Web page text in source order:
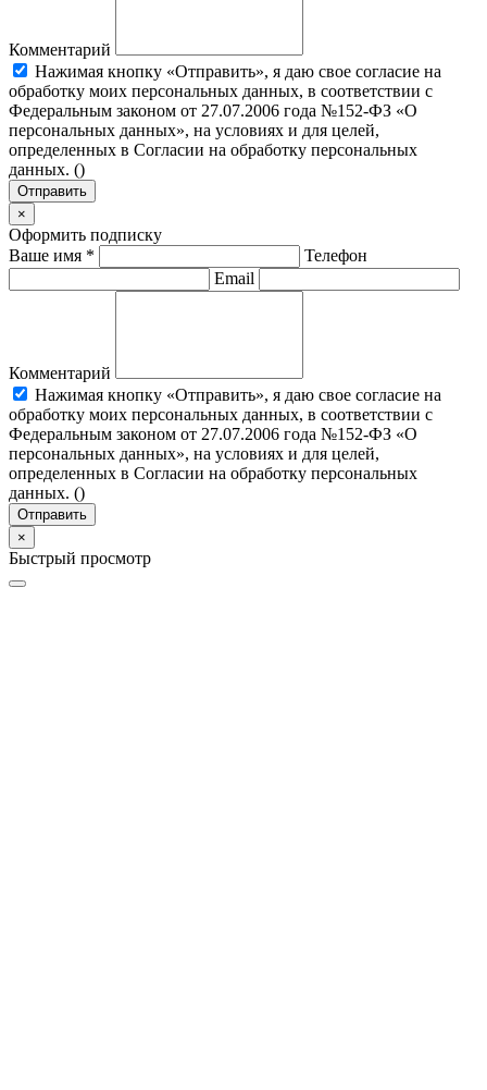
Комментарий
Нажимая кнопку «Отправить», я даю свое согласие на
обработку моих персональных данных, в соответствии с
Федеральным законом от 27.07.2006 года №152-ФЗ «О
персональных данных», на условиях и для целей,
определенных в Согласии на обработку персональных
данных. ()
Отправить
×
Оформить подписку
Ваше имя *
Телефон
Email
Комментарий
Нажимая кнопку «Отправить», я даю свое согласие на
обработку моих персональных данных, в соответствии с
Федеральным законом от 27.07.2006 года №152-ФЗ «О
персональных данных», на условиях и для целей,
определенных в Согласии на обработку персональных
данных. ()
Отправить
×
Быстрый просмотр